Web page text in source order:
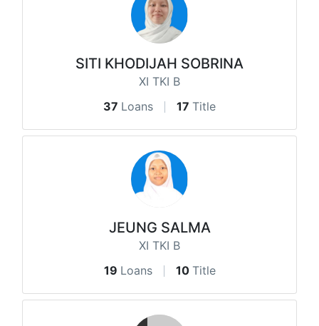
SITI KHODIJAH SOBRINA
XI TKI B
37 Loans 17 Title
JEUNG SALMA
XI TKI B
19 Loans 10 Title